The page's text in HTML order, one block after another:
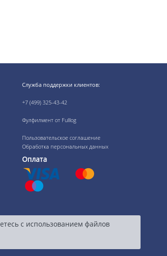
Служба поддержки клиентов:
+7 (499) 325-43-42
Фулфилмент от Fulllog
Пользовательское соглашение
Обработка персональных данных
Оплата
с использованием файлов